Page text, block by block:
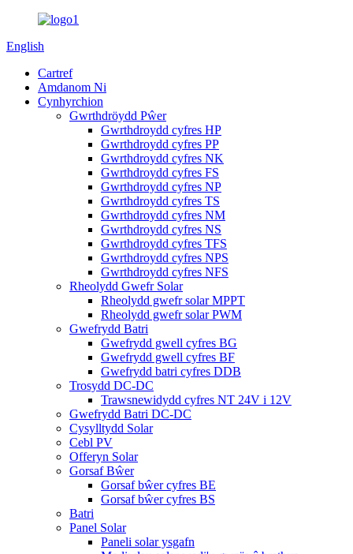
English
Cartref
Amdanom Ni
Cynhyrchion
Gwrthdröydd Pŵer
Gwrthdroydd cyfres HP
Gwrthdroydd cyfres PP
Gwrthdroydd cyfres NK
Gwrthdroydd cyfres FS
Gwrthdroydd cyfres NP
Gwrthdroydd cyfres TS
Gwrthdroydd cyfres NM
Gwrthdroydd cyfres NS
Gwrthdroydd cyfres TFS
Gwrthdroydd cyfres NPS
Gwrthdroydd cyfres NFS
Rheolydd Gwefr Solar
Rheolydd gwefr solar MPPT
Rheolydd gwefr solar PWM
Gwefrydd Batri
Gwefrydd gwell cyfres BG
Gwefrydd gwell cyfres BF
Gwefrydd batri cyfres DDB
Trosydd DC-DC
Trawsnewidydd cyfres NT 24V i 12V
Gwefrydd Batri DC-DC
Cysylltydd Solar
Cebl PV
Offeryn Solar
Gorsaf Bŵer
Gorsaf bŵer cyfres BE
Gorsaf bŵer cyfres BS
Batri
Panel Solar
Paneli solar ysgafn